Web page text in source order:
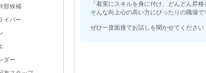
部候補
イバー
ダー
「着実にスキルを身に付け、どんどん昇格
そんな向上心の高い方にぴったりの職場で
ぜひ一度面接でお話しを聞かせてください